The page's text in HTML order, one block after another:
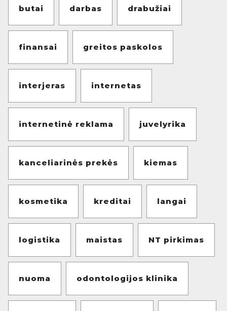
butai darbas drabužiai
finansai greitos paskolos
interjeras internetas
internetinė reklama juvelyrika
kanceliarinės prekės kiemas
kosmetika kreditai langai
logistika maistas NT pirkimas
nuoma odontologijos klinika